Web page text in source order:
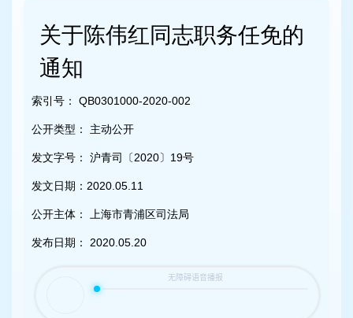
关于陈伟红同志职务任免的
通知
索引号： QB0301000-2020-002
公开类型： 主动公开
发文字号： 沪青司〔2020〕19号
发文日期： 2020.05.11
公开主体： 上海市青浦区司法局
发布日期： 2020.05.20